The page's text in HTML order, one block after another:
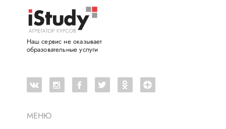
МЕНЮ
Наш сервис не оказывает
образовательные услуги